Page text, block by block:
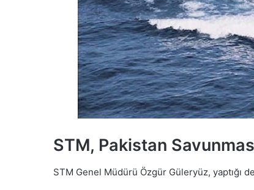
STM, Pakistan
STM Genel Müdürü Özgür Güleryüz, yaptığı